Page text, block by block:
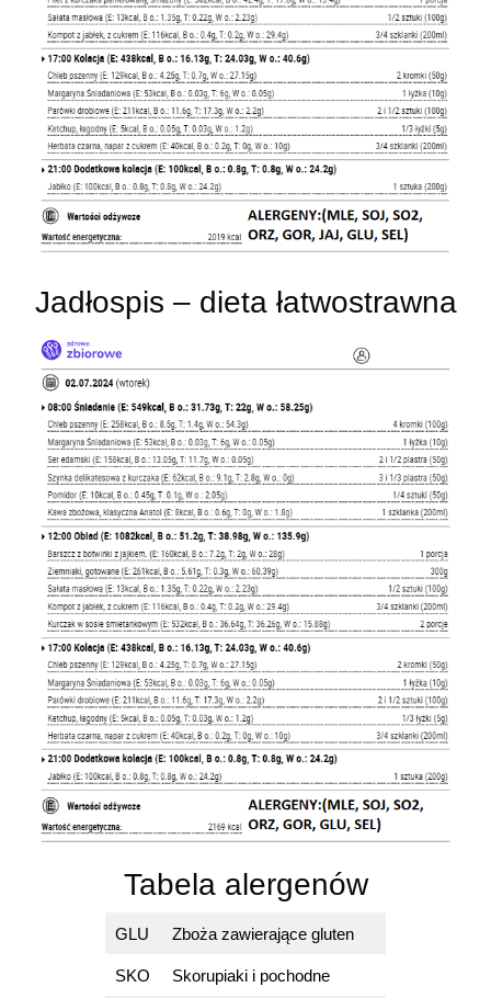
Jadłospis – dieta łatwostrawna
Tabela alergenów
GLU Zboża zawierające gluten
SKO Skorupiaki i pochodne